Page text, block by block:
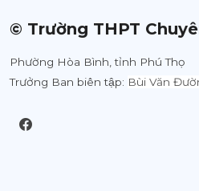
© Trường THPT
Phường Hòa Bình, tỉnh Phú Thọ
Trưởng Ban biên tập: Bùi Văn